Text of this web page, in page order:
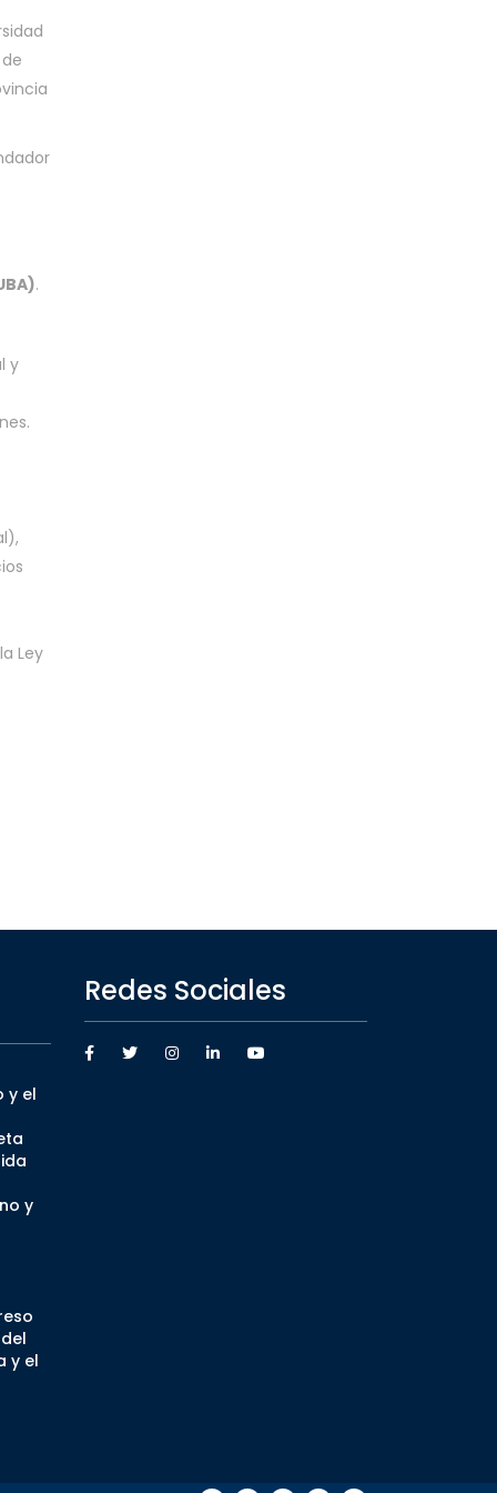
.
y
Ley
y el
y
y el
Redes Sociales